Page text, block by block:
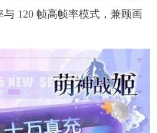
120 帧高帧率模式，兼顾画